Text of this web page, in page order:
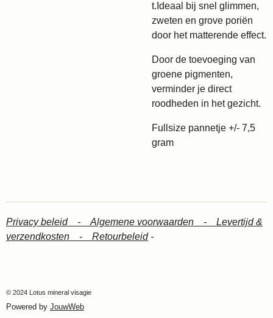
t.Ideaal bij snel glimmen,
zweten en grove poriën
door het matterende effect.
Door de toevoeging van
groene pigmenten,
verminder je direct
roodheden in het gezicht.
Fullsize pannetje +/- 7,5
gram
Privacy beleid - Algemene voorwaarden - Levertijd &
verzendkosten - Retourbeleid-
© 2024 Lotus mineral visagie
Powered by JouwWeb